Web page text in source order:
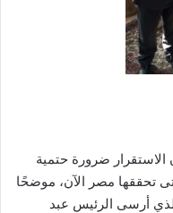
الاستقرار ضرورة حتمية
تحققها مصر الآن، موضحًا
أرسى الرئيس عبد